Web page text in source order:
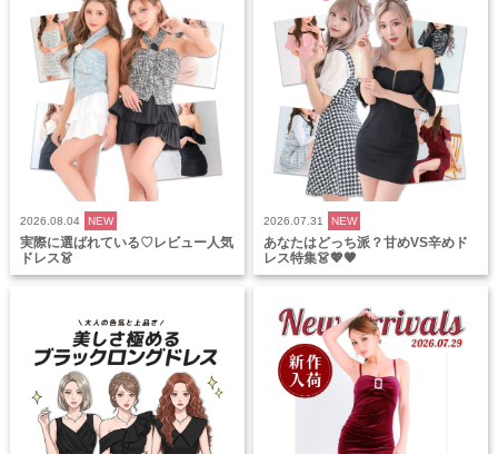
2026.08.04 NEW
実際に選ばれている♡レビュー人気
ドレス👗
2026.07.31 NEW
あなたはどっち派？甘めVS辛めド
レス特集👗💖🖤